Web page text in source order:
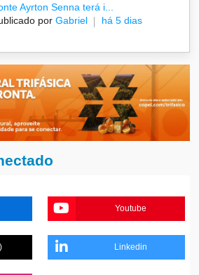
Ayrton Senna terá i...
por Gabriel há 5 dias
Youtube
Linkedin